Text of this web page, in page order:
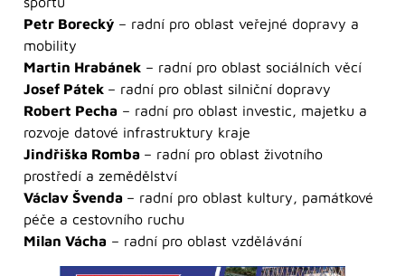
Petr Borecký – radní pro oblast veřejné dopravy a
mobility
Martin Hrabánek – radní pro oblast sociálních věcí
Josef Pátek – radní pro oblast silniční dopravy
Robert Pecha – radní pro oblast investic, majetku a
rozvoje datové infrastruktury kraje
Jindřiška Romba – radní pro oblast životního
prostředí a zemědělství
Václav Švenda – radní pro oblast kultury, památkové
péče a cestovního ruchu
Milan Vácha – radní pro oblast vzdělávání